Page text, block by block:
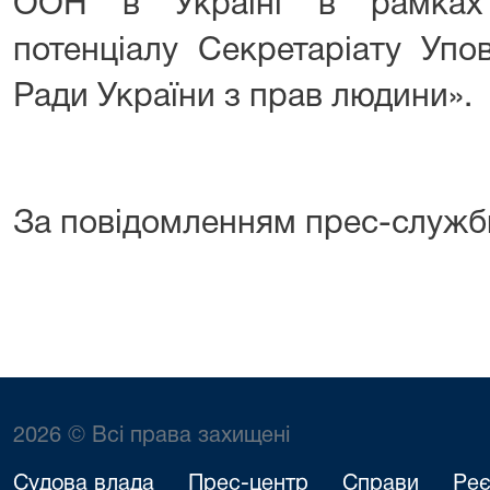
ООН в Україні в рамках
потенціалу Секретаріату
Ради України з прав людини».
За повідомленням прес-
2026 © Всі права захищені
Судова влада Прес-центр Справи